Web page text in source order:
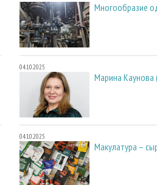
Многообразие
04.10.2025
Марина Каунова
04.10.2025
Макулатура –